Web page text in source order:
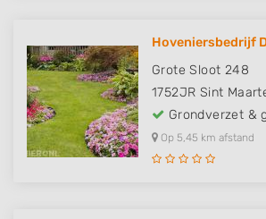
Hoveniersbedrijf
Grote Sloot 248
1752JR Sint
Grondverzet &
Op 5,45 km afstand